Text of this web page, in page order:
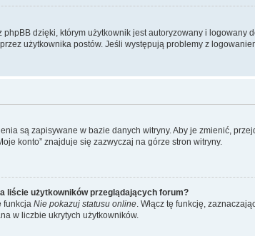
dzięki, którym użytkownik jest autoryzowany i logowany
użytkownika postów. Jeśli występują problemy z
są zapisywane w bazie danych witryny. Aby je zmienić,
konto” znajduje się zazwyczaj na górze stron witryny.
liście użytkowników przeglądających forum?
funkcja Nie pokazuj statusu online . Włącz tę funkcję,
w liczbie ukrytych użytkowników.